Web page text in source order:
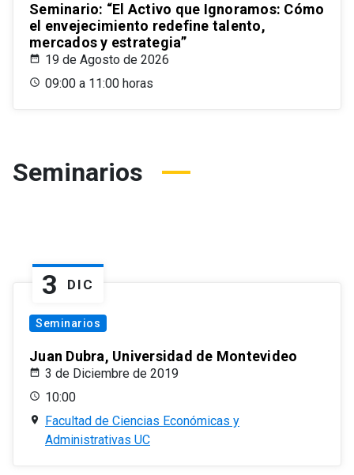
Seminario: “El Activo que Ignoramos: Cómo
el envejecimiento redefine talento,
mercados y estrategia”
19 de Agosto de 2026
09:00 a 11:00 horas
Seminarios
3 DIC
Seminarios
Juan Dubra, Universidad de Montevideo
3 de Diciembre de 2019
10:00
Facultad de Ciencias Económicas y
Administrativas UC